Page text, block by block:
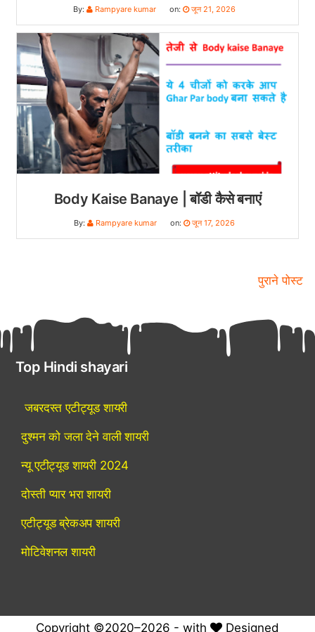
By: Rampyare kumar on: जून 21, 2026
Body Kaise Banaye | बॉडी कैसे बनाएं
By: Rampyare kumar on: जून 17, 2026
पुराने पोस्ट
Top Hindi shayari
जबरदस्त एटीट्यूड शायरी
दुश्मन को जला देने वाली शायरी
न्यू एटीट्यूड शायरी 2024
दोस्ती प्यार भरा शायरी
एटीट्यूड ब्रेकअप शायरी
मोटिवेशनल शायरी
Copyright ©2020–2026 - with Designed